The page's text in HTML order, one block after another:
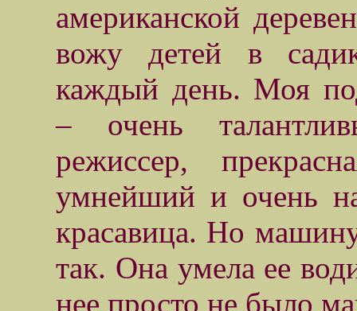
американской
вожу детей в
каждый день. Моя
– очень
режиссер,
умнейший и очень
красавица. Но
так. Она умела ее
нее просто не было